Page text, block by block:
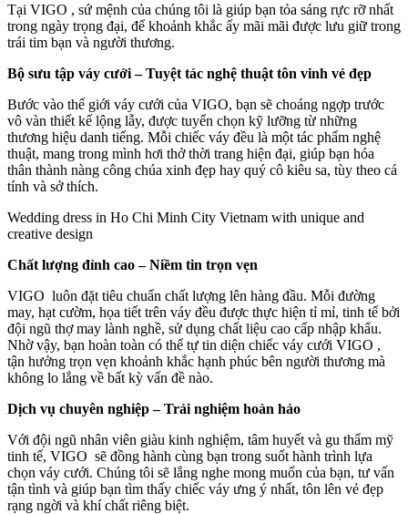
Tại VIGO , sứ mệnh của chúng tôi là giúp bạn tỏa sáng rực rỡ nhất
trong ngày trọng đại, để khoảnh khắc ấy mãi mãi được lưu giữ trong
trái tim bạn và người thương.
Bộ sưu tập váy cưới – Tuyệt tác nghệ thuật tôn vinh vẻ đẹp
Bước vào thế giới váy cưới của VIGO, bạn sẽ choáng ngợp trước
vô vàn thiết kế lộng lẫy, được tuyển chọn kỹ lưỡng từ những
thương hiệu danh tiếng. Mỗi chiếc váy đều là một tác phẩm nghệ
thuật, mang trong mình hơi thở thời trang hiện đại, giúp bạn hóa
thân thành nàng công chúa xinh đẹp hay quý cô kiêu sa, tùy theo cá
tính và sở thích.
Wedding dress in Ho Chi Minh City Vietnam with unique and
creative design
Chất lượng đỉnh cao – Niềm tin trọn vẹn
VIGO luôn đặt tiêu chuẩn chất lượng lên hàng đầu. Mỗi đường
may, hạt cườm, họa tiết trên váy đều được thực hiện tỉ mỉ, tinh tế bởi
đội ngũ thợ may lành nghề, sử dụng chất liệu cao cấp nhập khẩu.
Nhờ vậy, bạn hoàn toàn có thể tự tin diện chiếc váy cưới VIGO ,
tận hưởng trọn vẹn khoảnh khắc hạnh phúc bên người thương mà
không lo lắng về bất kỳ vấn đề nào.
Dịch vụ chuyên nghiệp – Trải nghiệm hoàn hảo
Với đội ngũ nhân viên giàu kinh nghiệm, tâm huyết và gu thẩm mỹ
tinh tế, VIGO sẽ đồng hành cùng bạn trong suốt hành trình lựa
chọn váy cưới. Chúng tôi sẽ lắng nghe mong muốn của bạn, tư vấn
tận tình và giúp bạn tìm thấy chiếc váy ưng ý nhất, tôn lên vẻ đẹp
rạng ngời và khí chất riêng biệt.